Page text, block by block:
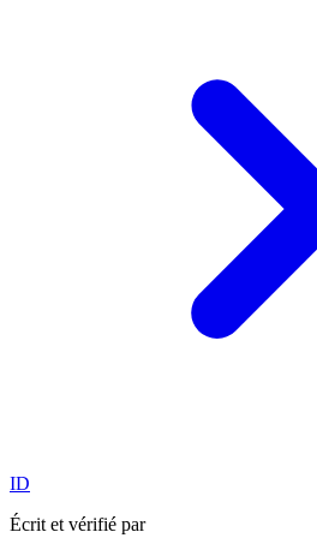
ID
Écrit et vérifié par